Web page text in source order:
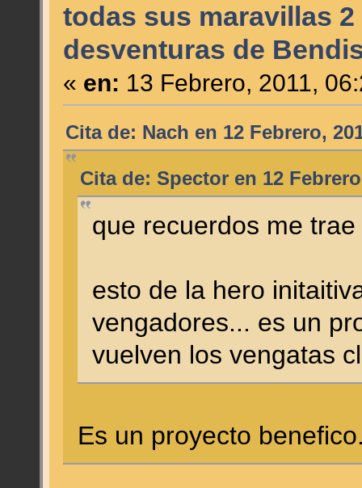
todas sus maravillas 2
desventuras de
« en: 13 Febrero, 2011,
Cita de: Nach en 12 Febrero,
Cita de: Spector en 12
que recuerdos me
esto de la hero
vengadores... es un
vuelven los vengatas
Es un proyecto